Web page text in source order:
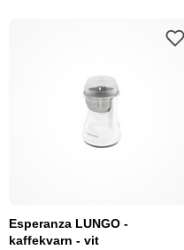
Esperanza LUNGO -
kaffekvarn - vit